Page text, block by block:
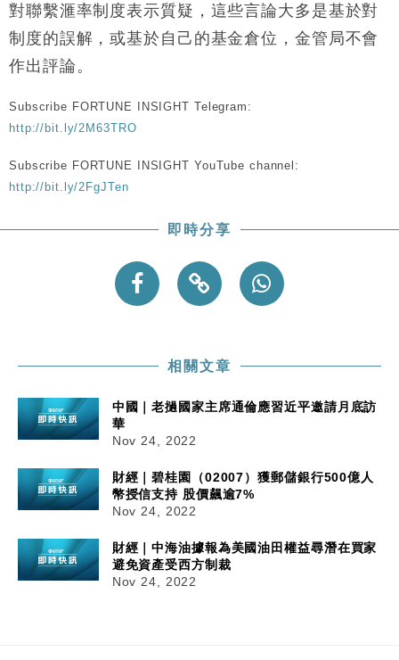
18:15
本地｜新世界K11 9月升級會員制度 增鉑金卡級別鎖
定高消費客群
17:40
財經｜本港6月零售額連升14個月 珠寶鐘錶銷售升勢
最強
16:33
財經｜滙控重啟最多10億美元回購 派息比率目標維持
對聯繫滙率制度表示質疑，這些言論大多是基於對
制度的誤解，或基於自己的基金倉位，金管局不會
作出評論。
Subscribe FORTUNE INSIGHT Telegram:
http://bit.ly/2M63TRO
Subscribe FORTUNE INSIGHT YouTube channel:
http://bit.ly/2FgJTen
即時分享
相關文章
中國｜老撾國家主席通倫應習近平邀請月底訪
華
Nov 24, 2022
財經｜碧桂園（02007）獲郵儲銀行500億人
幣授信支持 股價飆逾7%
Nov 24, 2022
財經｜中海油據報為美國油田權益尋潛在買家
避免資產受西方制裁
Nov 24, 2022